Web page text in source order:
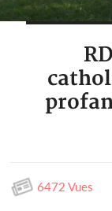
6472 Vues